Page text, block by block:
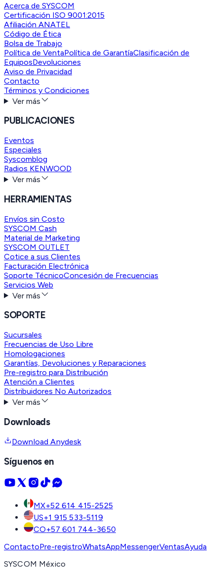
Acerca de SYSCOM
Certificación ISO 9001:2015
Afiliación ANATEL
Código de Ética
Bolsa de Trabajo
Política de VentaPolítica de GarantíaClasificación de
EquiposDevoluciones
Aviso de Privacidad
Contacto
Términos y Condiciones
Ver más
PUBLICACIONES
Eventos
Especiales
Syscomblog
Radios KENWOOD
Ver más
HERRAMIENTAS
Envíos sin Costo
SYSCOM Cash
Material de Marketing
SYSCOM OUTLET
Cotice a sus Clientes
Facturación Electrónica
Soporte TécnicoConcesión de Frecuencias
Servicios Web
Ver más
SOPORTE
Sucursales
Frecuencias de Uso Libre
Homologaciones
Garantías, Devoluciones y Reparaciones
Pre-registro para Distribución
Atención a Clientes
Distribuidores No Autorizados
Ver más
Downloads
Download Anydesk
Síguenos en
MX+52 614 415-2525
US+1 915 533-5119
CO+57 601 744-3650
ContactoPre-registroWhatsAppMessengerVentasAyuda
SYSCOM México